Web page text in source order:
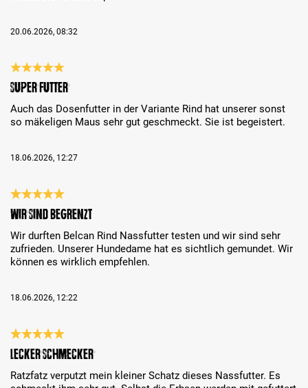
20.06.2026, 08:32
Review with rating of 5 out of 5 stars
Super Futter
Auch das Dosenfutter in der Variante Rind hat unserer sonst
so mäkeligen Maus sehr gut geschmeckt. Sie ist begeistert.
18.06.2026, 12:27
Review with rating of 5 out of 5 stars
Wir sind begrenzt
Wir durften Belcan Rind Nassfutter testen und wir sind sehr
zufrieden. Unserer Hundedame hat es sichtlich gemundet. Wir
können es wirklich empfehlen.
18.06.2026, 12:22
Review with rating of 5 out of 5 stars
Lecker schmecker
Ratzfatz verputzt mein kleiner Schatz dieses Nassfutter. Es